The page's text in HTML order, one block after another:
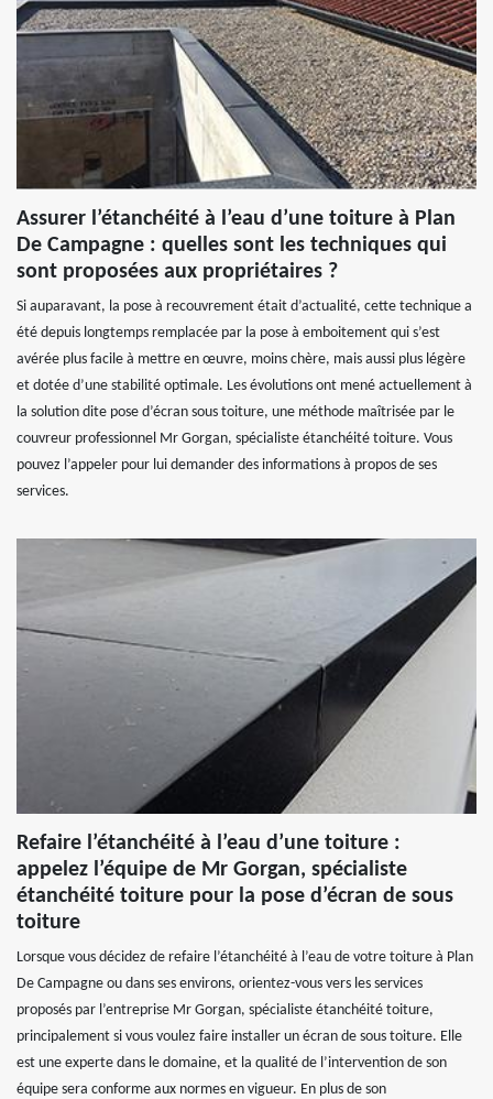
Assurer l’étanchéité à l’eau d’une toiture à Plan
De Campagne : quelles sont les techniques qui
sont proposées aux propriétaires ?
Si auparavant, la pose à recouvrement était d’actualité, cette technique a
été depuis longtemps remplacée par la pose à emboitement qui s’est
avérée plus facile à mettre en œuvre, moins chère, mais aussi plus légère
et dotée d’une stabilité optimale. Les évolutions ont mené actuellement à
la solution dite pose d’écran sous toiture, une méthode maîtrisée par le
couvreur professionnel Mr Gorgan, spécialiste étanchéité toiture. Vous
pouvez l’appeler pour lui demander des informations à propos de ses
services.
Refaire l’étanchéité à l’eau d’une toiture :
appelez l’équipe de Mr Gorgan, spécialiste
étanchéité toiture pour la pose d’écran de sous
toiture
Lorsque vous décidez de refaire l’étanchéité à l’eau de votre toiture à Plan
De Campagne ou dans ses environs, orientez-vous vers les services
proposés par l’entreprise Mr Gorgan, spécialiste étanchéité toiture,
principalement si vous voulez faire installer un écran de sous toiture. Elle
est une experte dans le domaine, et la qualité de l’intervention de son
équipe sera conforme aux normes en vigueur. En plus de son